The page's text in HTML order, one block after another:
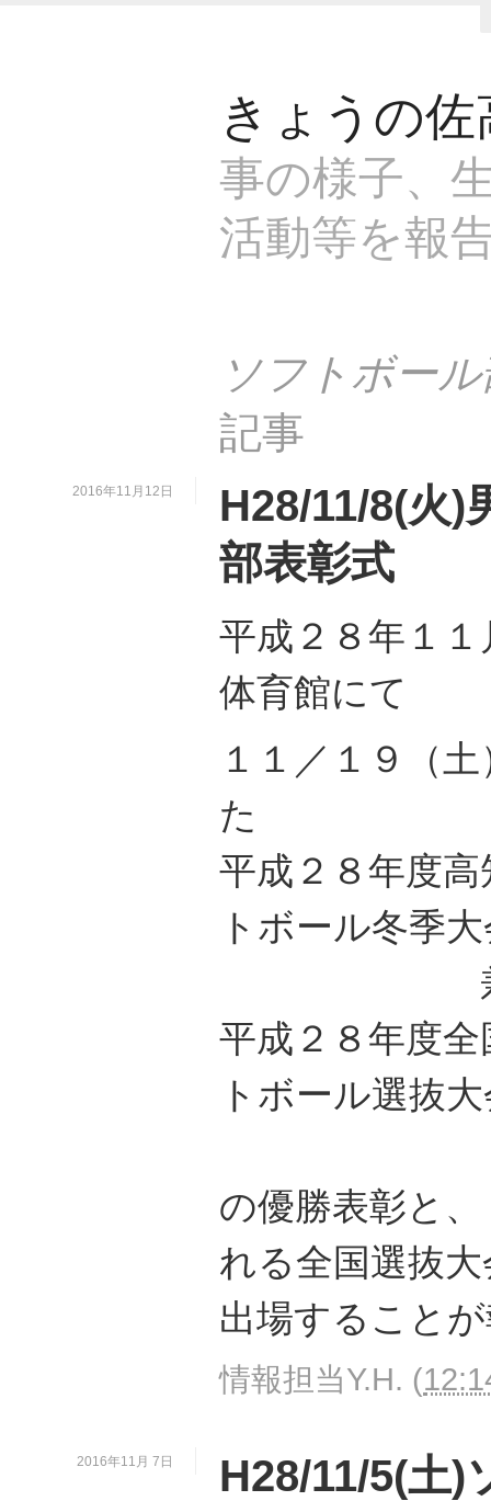
きょうの佐
事の様子、
活動等を報
ソフトボー
記事
2016年11月12日
H28/11/8(火)
部表彰式
平成２８年１
体育館にて
１１／１９（
た
平成２８年度
トボール冬季
兼
平成２８年度
トボール選抜
の優勝表彰と
れる全国選抜
出場すること
情報担当Y.H. (
2016年11月 7日
H28/11/5(土)